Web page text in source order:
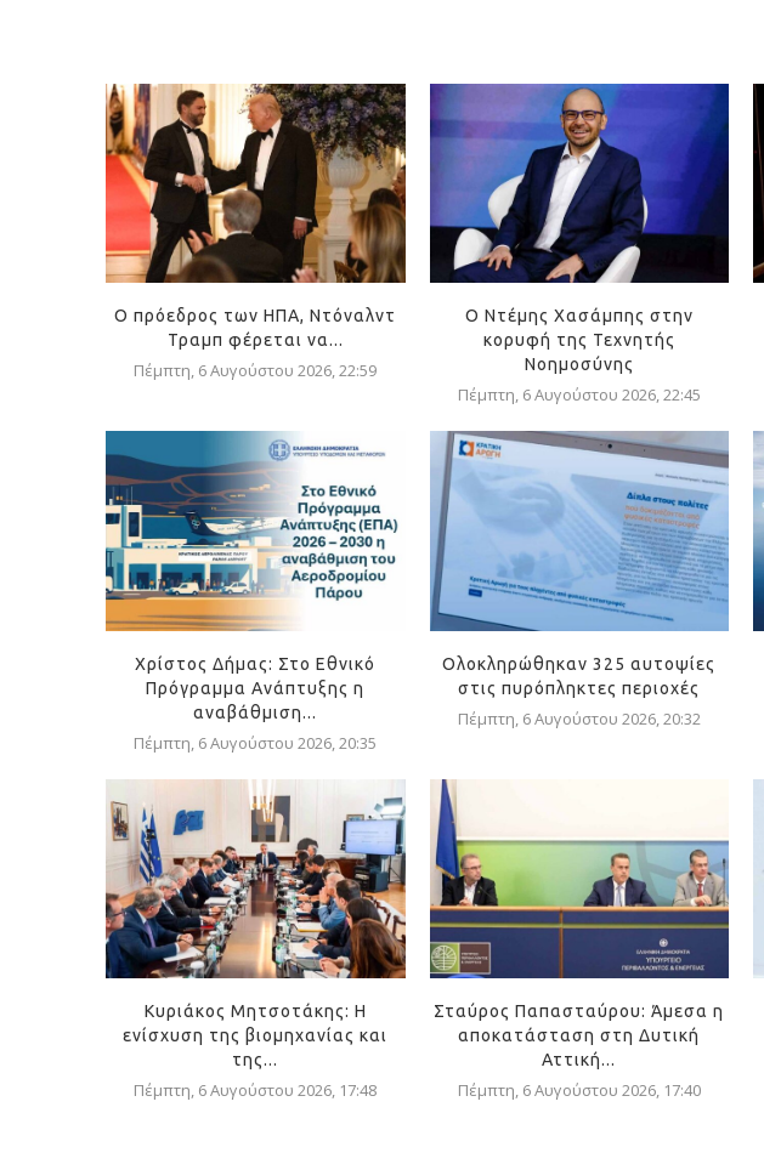
Ο πρόεδρος των ΗΠΑ, Ντόναλντ
Τραμπ φέρεται να...
Πέμπτη, 6 Αυγούστου 2026, 22:59
Ο Ντέμης Χασάμπης στην
κορυφή της Τεχνητής
Νοημοσύνης
Πέμπτη, 6 Αυγούστου 2026, 22:45
Χρίστος Δήμας: Στο Εθνικό
Πρόγραμμα Ανάπτυξης η
αναβάθμιση...
Πέμπτη, 6 Αυγούστου 2026, 20:35
Ολοκληρώθηκαν 325 αυτοψίες
στις πυρόπληκτες περιοχές
Πέμπτη, 6 Αυγούστου 2026, 20:32
Κυριάκος Μητσοτάκης: Η
ενίσχυση της βιομηχανίας και
της...
Πέμπτη, 6 Αυγούστου 2026, 17:48
Σταύρος Παπασταύρου: Άμεσα η
αποκατάσταση στη Δυτική
Αττική...
Πέμπτη, 6 Αυγούστου 2026, 17:40